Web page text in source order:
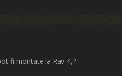
fi montate la Rav-4,?